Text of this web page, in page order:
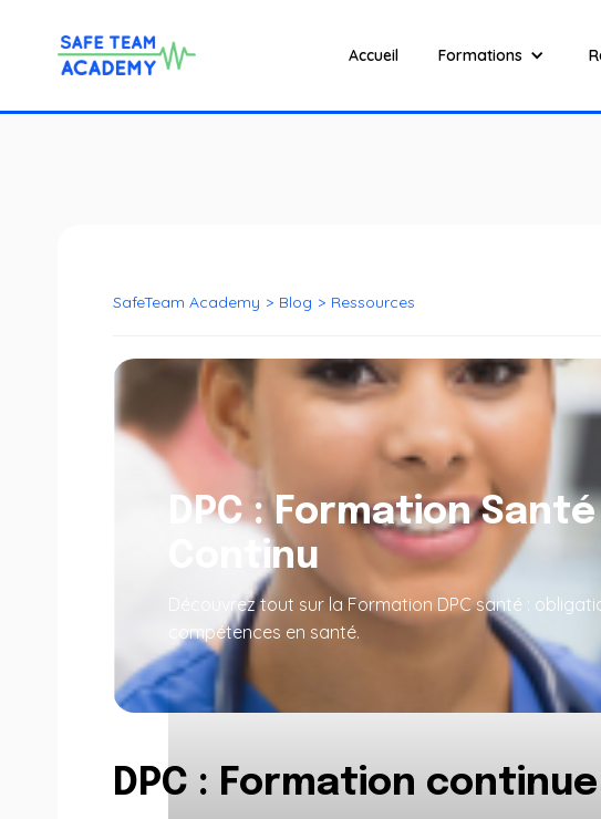
Accueil Formations
SafeTeam Academy > Blog > Ressources
DPC : Formation
Continu
Découvrez tout sur la Formation DPC santé :
compétences en santé.
DPC : Formation